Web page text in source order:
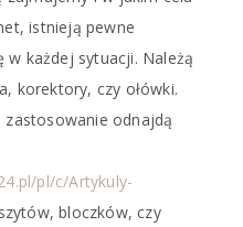
istnieją pewne
w każdej sytuacji. Należą
korektory, czy ołówki.
odnajdą
pl/c/Artykuly-
bloczków, czy